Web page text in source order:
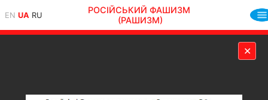
EN UA RU
РОСІЙСЬКИЙ ФАШИЗМ
(РАШИЗМ)
✕